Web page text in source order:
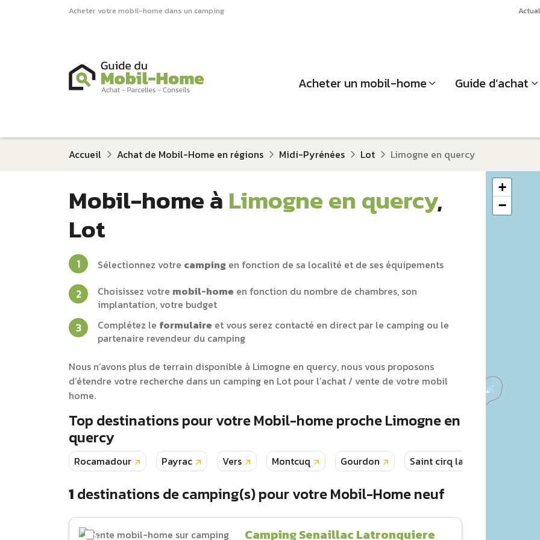
Acheter votre mobil-home dans un camping
Acheter un mobil-home Guide d’achat
Accueil Achat de Mobil-Home en régions Midi-Pyrénées Lot Limogne en quercy
+
−
Mobil-home à Limogne en quercy,
Lot
Sélectionnez votre camping en fonction de sa localité et de ses équipements
Choisissez votre mobil-home en fonction du nombre de chambres, son
implantation, votre budget
Complétez le formulaire et vous serez contacté en direct par le camping ou le
partenaire revendeur du camping
Nous n’avons plus de terrain disponible à Limogne en quercy, nous vous proposons
d’étendre votre recherche dans un camping en Lot pour l’achat / vente de votre mobil
home.
Top destinations pour votre Mobil-home proche Limogne en
quercy
Rocamadour Payrac Vers Montcuq Gourdon Saint cirq lapopie
1 destinations de camping(s) pour votre Mobil-Home neuf
Camping Senaillac Latronquiere